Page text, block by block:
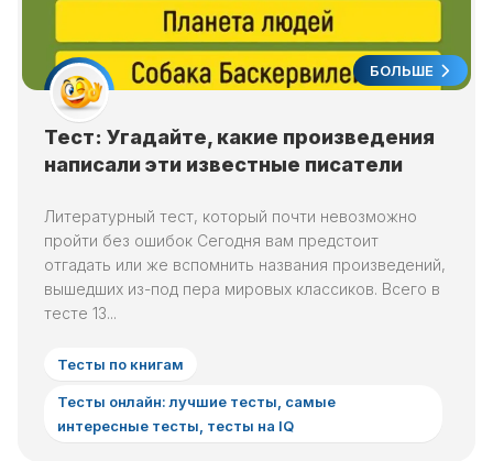
БОЛЬШЕ
Тест: Угадайте, какие произведения
написали эти известные писатели
Литературный тест, который почти невозможно
пройти без ошибок Сегодня вам предстоит
отгадать или же вспомнить названия произведений,
вышедших из-под пера мировых классиков. Всего в
тесте 13...
Тесты по книгам
Тесты онлайн: лучшие тесты, самые
интересные тесты, тесты на IQ